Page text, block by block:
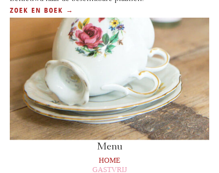
ZOEK EN BOEK →
Menu
HOME
GASTVRIJ